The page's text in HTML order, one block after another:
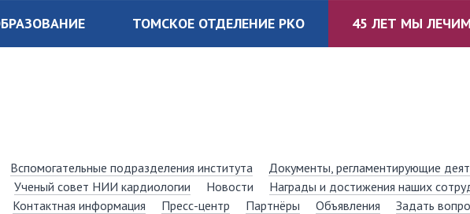
ТОМСКОЕ ОТДЕЛЕНИЕ РКО 45 ЛЕТ МЫ
Вспомогательные подразделения института
Документы, регламентирующие
Ученый совет НИИ кардиологии Новости Награды и достижения наших
Контактная информация Пресс-центр Партнёры Объявления Задать